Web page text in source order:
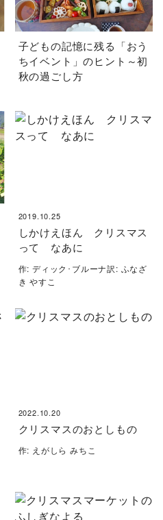
子どもの記憶に残る「おう
ちイベント」のヒント～初
秋の過ごし方
2019.10.25
しかけえほん クリスマス
って なあに
作: ディック･ブルーナ訳: ふなざ
き やすこ
2022.10.20
クリスマスのおとしもの
作: えがしら みちこ